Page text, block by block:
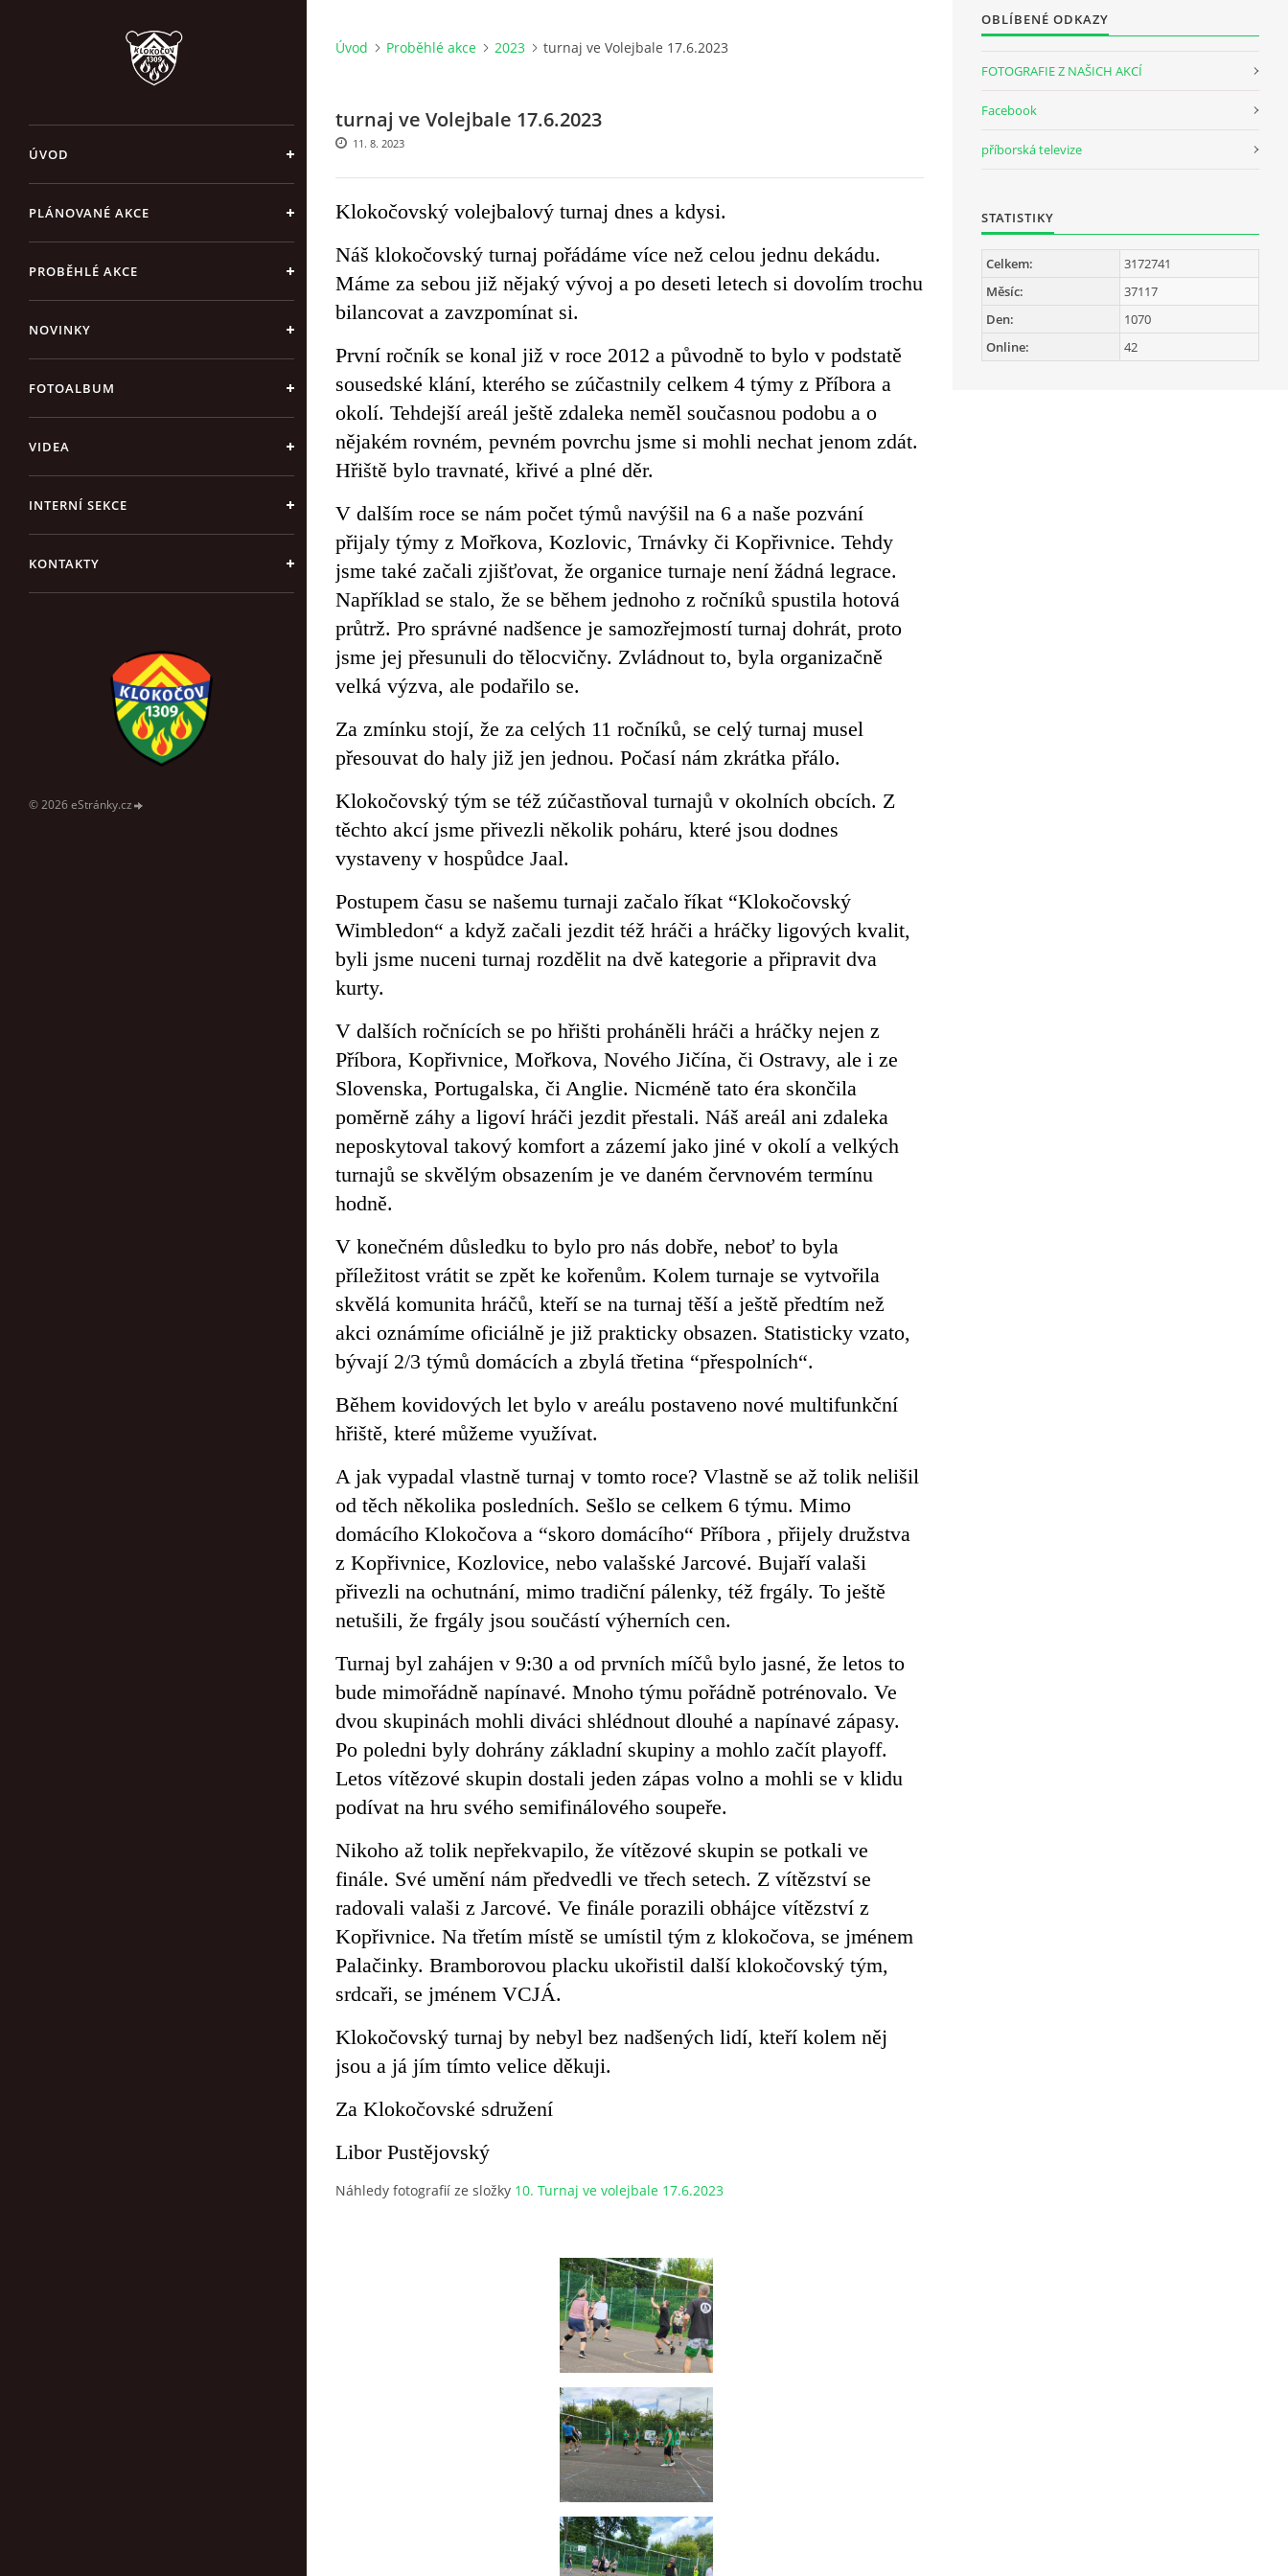
ÚVOD
PLÁNOVANÉ AKCE
PROBĚHLÉ AKCE
NOVINKY
FOTOALBUM
VIDEA
INTERNÍ SEKCE
KONTAKTY
© 2026 eStránky.cz
Úvod Proběhlé akce 2023 turnaj ve Volejbale 17.6.2023
turnaj ve Volejbale 17.6.2023
11. 8. 2023
Klokočovský volejbalový turnaj dnes a kdysi.
Náš klokočovský turnaj pořádáme více než celou jednu dekádu.
Máme za sebou již nějaký vývoj a po deseti letech si dovolím trochu
bilancovat a zavzpomínat si.
První ročník se konal již v roce 2012 a původně to bylo v podstatě
sousedské klání, kterého se zúčastnily celkem 4 týmy z Příbora a
okolí. Tehdejší areál ještě zdaleka neměl současnou podobu a o
nějakém rovném, pevném povrchu jsme si mohli nechat jenom zdát.
Hřiště bylo travnaté, křivé a plné děr.
V dalším roce se nám počet týmů navýšil na 6 a naše pozvání
přijaly týmy z Mořkova, Kozlovic, Trnávky či Kopřivnice. Tehdy
jsme také začali zjišťovat, že organice turnaje není žádná legrace.
Například se stalo, že se během jednoho z ročníků spustila hotová
průtrž. Pro správné nadšence je samozřejmostí turnaj dohrát, proto
jsme jej přesunuli do tělocvičny. Zvládnout to, byla organizačně
velká výzva, ale podařilo se.
Za zmínku stojí, že za celých 11 ročníků, se celý turnaj musel
přesouvat do haly již jen jednou. Počasí nám zkrátka přálo.
Klokočovský tým se též zúčastňoval turnajů v okolních obcích. Z
těchto akcí jsme přivezli několik poháru, které jsou dodnes
vystaveny v hospůdce Jaal.
Postupem času se našemu turnaji začalo říkat “Klokočovský
Wimbledon“ a když začali jezdit též hráči a hráčky ligových kvalit,
byli jsme nuceni turnaj rozdělit na dvě kategorie a připravit dva
kurty.
V dalších ročnících se po hřišti proháněli hráči a hráčky nejen z
Příbora, Kopřivnice, Mořkova, Nového Jičína, či Ostravy, ale i ze
Slovenska, Portugalska, či Anglie. Nicméně tato éra skončila
poměrně záhy a ligoví hráči jezdit přestali. Náš areál ani zdaleka
neposkytoval takový komfort a zázemí jako jiné v okolí a velkých
turnajů se skvělým obsazením je ve daném červnovém termínu
hodně.
V konečném důsledku to bylo pro nás dobře, neboť to byla
příležitost vrátit se zpět ke kořenům. Kolem turnaje se vytvořila
skvělá komunita hráčů, kteří se na turnaj těší a ještě předtím než
akci oznámíme oficiálně je již prakticky obsazen. Statisticky vzato,
bývají 2/3 týmů domácích a zbylá třetina “přespolních“.
Během kovidových let bylo v areálu postaveno nové multifunkční
hřiště, které můžeme využívat.
A jak vypadal vlastně turnaj v tomto roce? Vlastně se až tolik nelišil
od těch několika posledních. Sešlo se celkem 6 týmu. Mimo
domácího Klokočova a “skoro domácího“ Příbora , přijely družstva
z Kopřivnice, Kozlovice, nebo valašské Jarcové. Bujaří valaši
přivezli na ochutnání, mimo tradiční pálenky, též frgály. To ještě
netušili, že frgály jsou součástí výherních cen.
Turnaj byl zahájen v 9:30 a od prvních míčů bylo jasné, že letos to
bude mimořádně napínavé. Mnoho týmu pořádně potrénovalo. Ve
dvou skupinách mohli diváci shlédnout dlouhé a napínavé zápasy.
Po poledni byly dohrány základní skupiny a mohlo začít playoff.
Letos vítězové skupin dostali jeden zápas volno a mohli se v klidu
podívat na hru svého semifinálového soupeře.
Nikoho až tolik nepřekvapilo, že vítězové skupin se potkali ve
finále. Své umění nám předvedli ve třech setech. Z vítězství se
radovali valaši z Jarcové. Ve finále porazili obhájce vítězství z
Kopřivnice. Na třetím místě se umístil tým z klokočova, se jménem
Palačinky. Bramborovou placku ukořistil další klokočovský tým,
srdcaři, se jménem VCJÁ.
Klokočovský turnaj by nebyl bez nadšených lidí, kteří kolem něj
jsou a já jím tímto velice děkuji.
Za Klokočovské sdružení
Libor Pustějovský
Náhledy fotografií ze složky 10. Turnaj ve volejbale 17.6.2023
OBLÍBENÉ ODKAZY
FOTOGRAFIE Z NAŠICH AKCÍ
Facebook
příborská televize
STATISTIKY
Online: 42
Celkem:
3172741
Měsíc:
37117
Den:
1070